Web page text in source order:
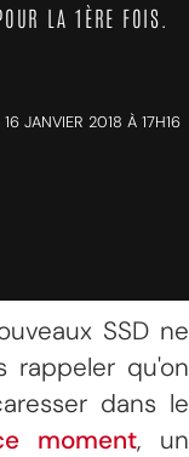
LA 1ÈRE FOIS.
16 JANVIER 2018 À 17H16
SSD ne
rappeler qu'on
dans le
moment, un